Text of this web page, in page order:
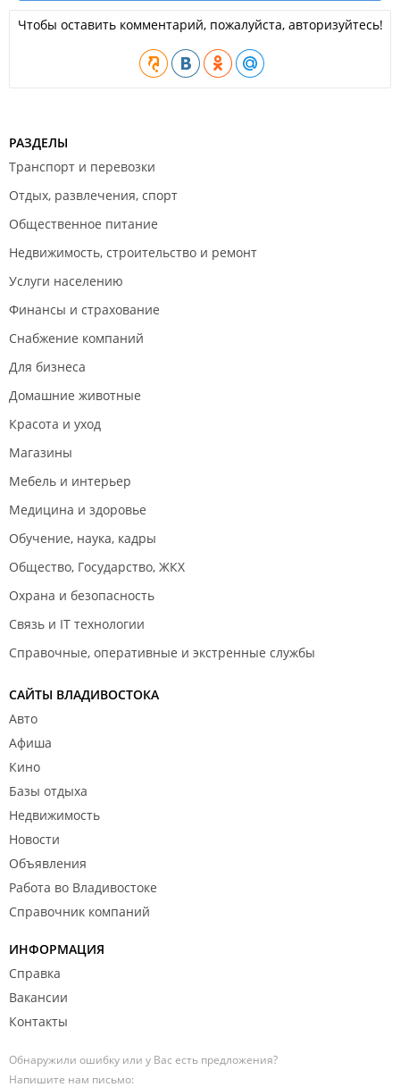
Чтобы оставить комментарий, пожалуйста, авторизуйтесь!
РАЗДЕЛЫ
Транспорт и перевозки
Отдых, развлечения, спорт
Общественное питание
Недвижимость, строительство и ремонт
Услуги населению
Финансы и страхование
Снабжение компаний
Для бизнеса
Домашние животные
Красота и уход
Магазины
Мебель и интерьер
Медицина и здоровье
Обучение, наука, кадры
Общество, Государство, ЖКХ
Охрана и безопасность
Связь и IT технологии
Справочные, оперативные и экстренные службы
САЙТЫ ВЛАДИВОСТОКА
Авто
Афиша
Кино
Базы отдыха
Недвижимость
Новости
Объявления
Работа во Владивостоке
Справочник компаний
ИНФОРМАЦИЯ
Справка
Вакансии
Контакты
Обнаружили ошибку или у Вас есть предложения?
Напишите нам письмо: